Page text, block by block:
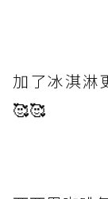
加了冰淇淋
🥰🥰